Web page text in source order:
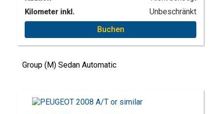
Kilometer inkl.
Unbeschränkt
Buchen
Group (M) Sedan Automatic